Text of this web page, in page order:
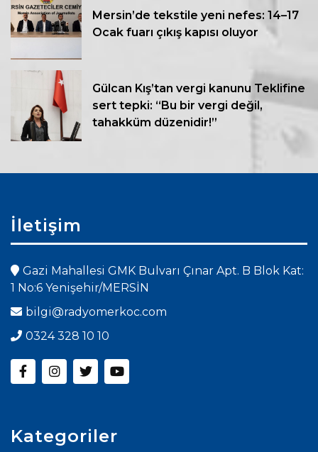
Mersin’de tekstile yeni nefes: 14–17
Ocak fuarı çıkış kapısı oluyor
Gülcan Kış’tan vergi kanunu Teklifine
sert tepki: “Bu bir vergi değil,
tahakküm düzenidir!”
İletişim
Gazi Mahallesi GMK Bulvarı Çınar Apt. B Blok Kat:
1 No:6 Yenişehir/MERSİN
bilgi@radyomerkoc.com
0324 328 10 10
Kategoriler